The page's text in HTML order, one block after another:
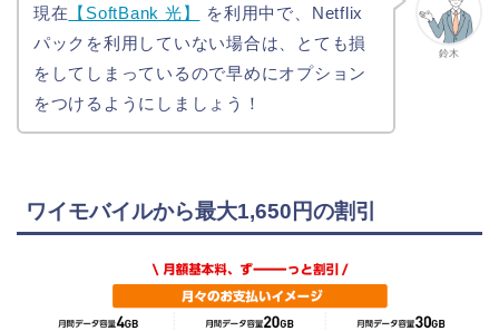
鈴木
現在 【SoftBank 光】
を利用中で、Netflix
パックを利用していない場合は、とても損
をしてしまっているので早めにオプション
をつけるようにしましょう！
ワイモバイルから最大1,650円の割引